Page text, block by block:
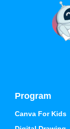
Program
Canva For Kids